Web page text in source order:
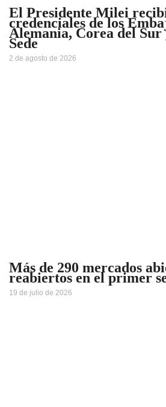
El Presidente Milei
credenciales de los
Alemania, Corea del Sur
Sede
2 de agosto de 2026
Más de 290 mercados
reabiertos en el primer
19 de julio de 2026